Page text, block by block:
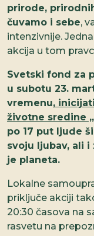
prirode,
čuvamo i sebe,
intenzivnije.
akcija u tom
Svetski fond za
u subotu 23.
vremenu,
životne sredine
po 17 put ljude
svoju ljubav, ali
je planeta.
Lokalne
priključe akciji
20:30 časova na
rasvetu na